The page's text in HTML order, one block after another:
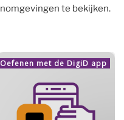
te bekijken.
Oefenen met de DigiD app